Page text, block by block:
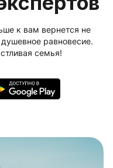
к вам вернется не
равновесие.
семья!